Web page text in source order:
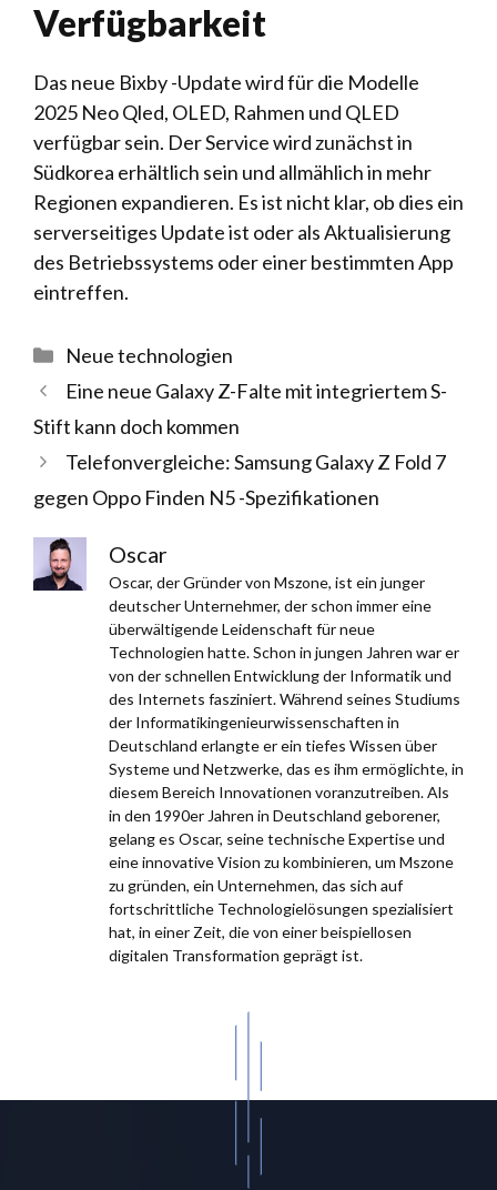
Verfügbarkeit
Das neue Bixby -Update wird für die Modelle
2025 Neo Qled, OLED, Rahmen und QLED
verfügbar sein. Der Service wird zunächst in
Südkorea erhältlich sein und allmählich in mehr
Regionen expandieren. Es ist nicht klar, ob dies ein
serverseitiges Update ist oder als Aktualisierung
des Betriebssystems oder einer bestimmten App
eintreffen.
Kategorien
Neue technologien
Eine neue Galaxy Z-Falte mit integriertem S-
Stift kann doch kommen
Telefonvergleiche: Samsung Galaxy Z Fold 7
gegen Oppo Finden N5 -Spezifikationen
Oscar
Oscar, der Gründer von Mszone, ist ein junger
deutscher Unternehmer, der schon immer eine
überwältigende Leidenschaft für neue
Technologien hatte. Schon in jungen Jahren war er
von der schnellen Entwicklung der Informatik und
des Internets fasziniert. Während seines Studiums
der Informatikingenieurwissenschaften in
Deutschland erlangte er ein tiefes Wissen über
Systeme und Netzwerke, das es ihm ermöglichte, in
diesem Bereich Innovationen voranzutreiben. Als
in den 1990er Jahren in Deutschland geborener,
gelang es Oscar, seine technische Expertise und
eine innovative Vision zu kombinieren, um Mszone
zu gründen, ein Unternehmen, das sich auf
fortschrittliche Technologielösungen spezialisiert
hat, in einer Zeit, die von einer beispiellosen
digitalen Transformation geprägt ist.